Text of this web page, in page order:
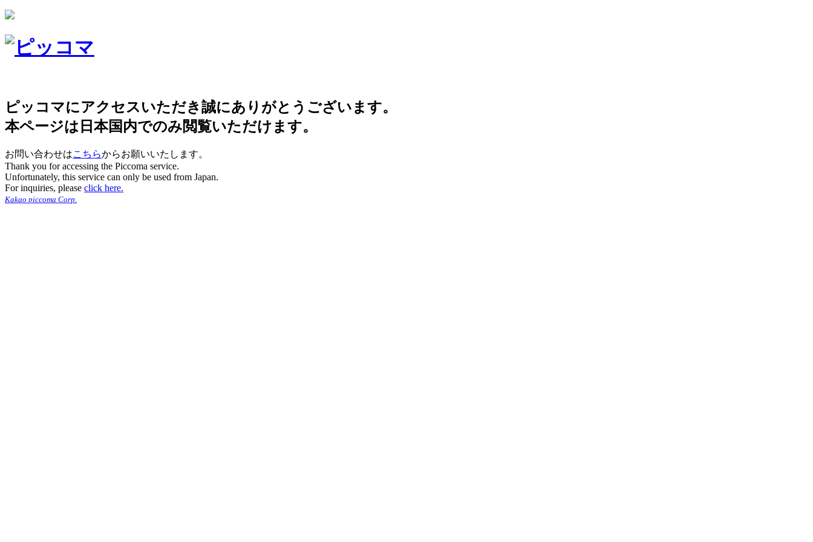
ピッコマにアクセスいただき誠にありがとうございます。
本ページは日本国内でのみ閲覧いただけます。
お問い合わせはこちらからお願いいたします。
Thank you for accessing the Piccoma service.
Unfortunately, this service can only be used from Japan.
For inquiries, please click here.
Kakao piccoma Corp.